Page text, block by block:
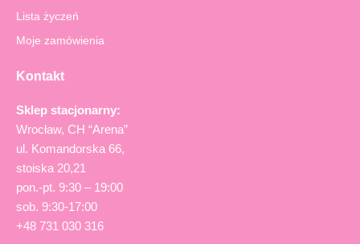
Lista życzeń
Moje zamówienia
Kontakt
Sklep stacjonarny:
Wrocław, CH “Arena”
ul. Komandorska 66,
stoiska 20,21
pon.-pt. 9:30 – 19:00
sob. 9:30-17:00
+48 731 030 316